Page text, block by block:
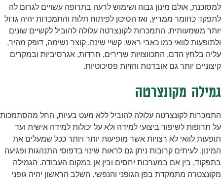
למסוכנת, אולם מינון גבוה ושימוש לרעה בתרופה עשויים לגרום לה
לתפקד כחומר ממריץ, ואז הסיכון לפיתוח תלות והתמכרות יהיה גדול
יותר משמעותית. התמכרות לקונצרטה עלולה להוביל לקשיים שונים
ולתופעות לוואי כמו כאבי ראש, קשיי שינה, קוצר נשימה, דופק מהיר,
עליה בלחץ הדם, התכווצויות שרירים, חרדות, אגרסיביות ובמקרים
קיצוניים יותר גם אובדנות והזיות פסיכוטיות.
גמילה מקונצרטה
התמכרות לקונצרטה עלולה להוביל ללא מעט בעיות, החל מהסתמכות
על תרופות לשיפור ביצועי למידה ולא על יכולות למידה אישית ועד
תופעות לוואי לא רצויות אשר מופיעות יותר ויותר ככל שמעלים את
המינון. לעיתים קרובות ניתן גם לראות שינוי בדפוסי התנהגות ופגיעה
בתפקוד, בין אם במערכות יחסים ובין אן במקום העבודה. הגמילה
מקונצטרה מתמקדת בפן הגופני והנפשי. השלב הראשון יהיה גופני